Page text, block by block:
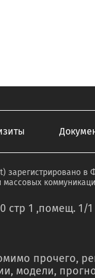
зарегистрировано в
стр 1 ,помещ. 1/1
прочего,
модели,